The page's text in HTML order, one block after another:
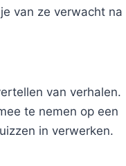
van ze verwacht na
van verhalen.
te nemen op een
in verwerken.